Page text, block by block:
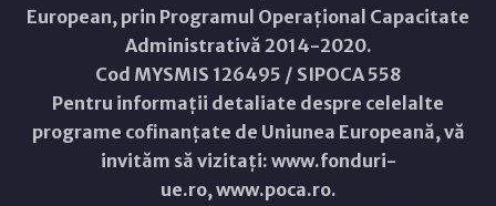
European, prin Programul Operațional Capacitate
Administrativă 2014-2020.
Cod MYSMIS 126495 / SIPOCA 558
Pentru informații detaliate despre celelalte
programe cofinanțate de Uniunea Europeană, vă
invităm să vizitați: www.fonduri-
ue.ro,www.poca.ro.